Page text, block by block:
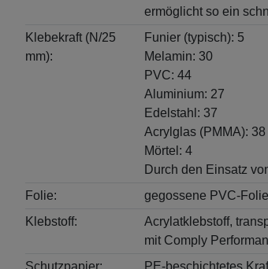
ermöglicht so ein
Klebekraft (N/25
mm):
Funier (typisch): 5
Melamin: 30
PVC: 44
Aluminium: 27
Edelstahl: 37
Acrylglas (PMMA): 38
Mörtel: 4
Durch den Einsatz
Folie:
gegossene PVC-
Klebstoff:
Acrylatklebstoff,
mit Comply
Schutzpapier:
PE-beschichtetes